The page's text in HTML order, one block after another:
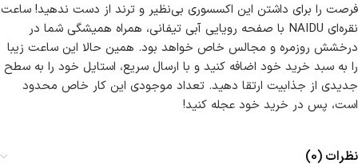
فرصت را برای داشتن این اکسسوری بی‌نظیر و ترند از دست ندهید! ساعت
نقره‌ای NAIDU با صفحه رویایی آبی تیفانی، همراه همیشگی شما در
درخشش روزمره و مجالس خاص خواهد بود. همین حالا این ساعت زیبا
را به سبد خرید خود اضافه کنید و با ارسال سریع، استایل خود را به سطح
جدیدی از جذابیت ارتقا دهید. تعداد موجودی این کار خاص محدود
است، پس در خرید خود عجله کنید!
نظرات (0)